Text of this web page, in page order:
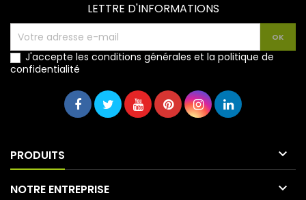
LETTRE D'INFORMATIONS
J'accepte les conditions générales et la politique de
confidentialité
PRODUITS 
NOTRE ENTREPRISE 